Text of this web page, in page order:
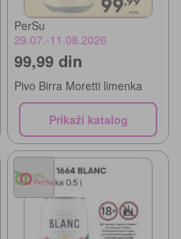
PerSu
29.07.-11.08.2026
99,99 din
Pivo Birra Moretti limenka
Prikaži katalog